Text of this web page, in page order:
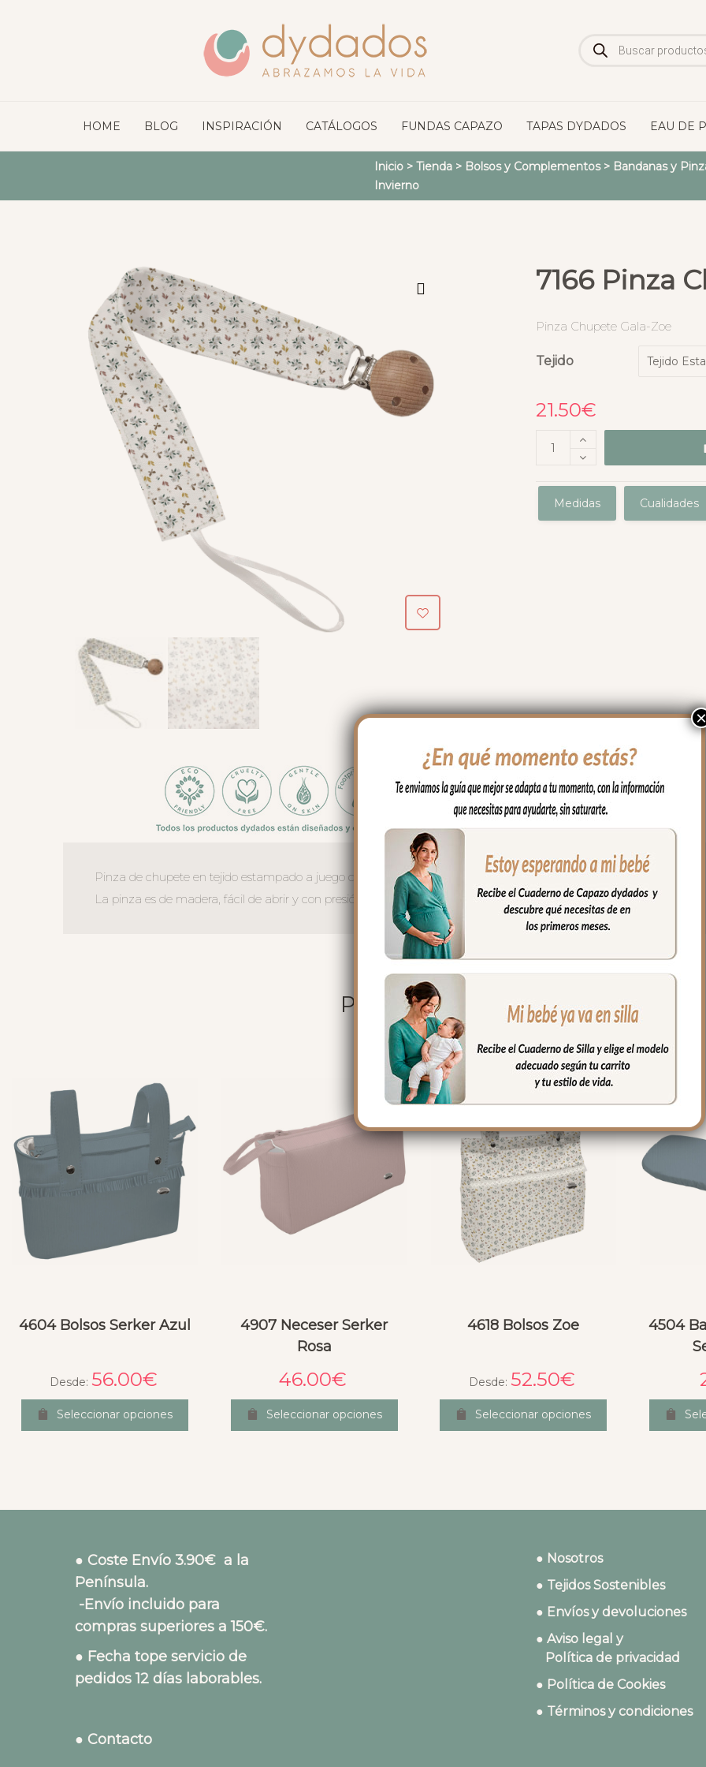
de
productos
HOME BLOG INSPIRACIÓN CATÁLOGOS FUNDAS CAPAZO TAPAS DYDADOS EAU DE
Inicio> Tienda> Bolsos y Complementos> Bandanas y
Invierno
7166 Pinza
Pinza Chupete Gala-Zoe
Tejido
21.50€
Medidas Cualidades
Pinza de chupete en tejido estampado a juego con todo lo que necesitas para tu capazo.
La pinza es de madera, fácil de abrir y con presión para que quede bien sujeta
PRODUCTOS RELACIONADOS
4604 Bolsos Serker Azul
Desde: 56.00€
Seleccionar opciones
4907 Neceser Serker
Rosa
46.00€
Seleccionar opciones
4618 Bolsos Zoe
Desde: 52.50€
Seleccionar opciones
4504
● Coste Envío 3.90€ a la
Península.
-Envío incluido para
compras superiores a 150€.
● Fecha tope servicio de
pedidos 12 días laborables.
● Contacto
● Nosotros
● Tejidos Sostenibles
● Envíos y devoluciones
● Aviso legal y
Política de privacidad
● Política de Cookies
● Términos y condiciones
×